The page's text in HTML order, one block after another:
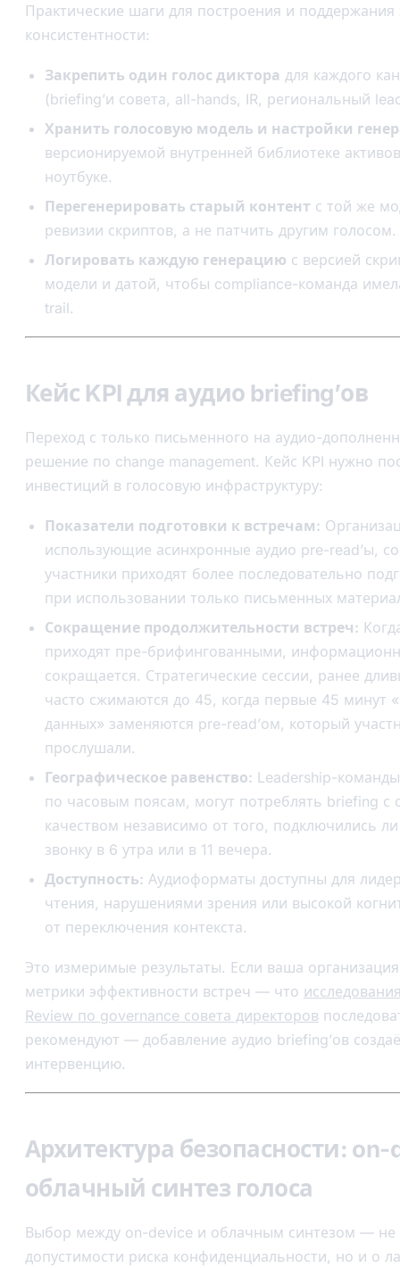
Практические шаги для построения и поддержания
консистентности:
Закрепить один голос диктора для каждого
(briefing’и совета, all-hands, IR, региональный
Хранить голосовую модель и настройки
версионируемой внутренней библиотеке
ноутбуке.
Перегенерировать старый контент с той же
ревизии скриптов, а не патчить другим голосом.
Логировать каждую генерацию с версией
модели и датой, чтобы compliance-команда
trail.
Кейс KPI для аудио briefing’ов
Переход с только письменного на аудио-
решение по change management. Кейс KPI нужно
инвестиций в голосовую инфраструктуру:
Показатели подготовки к встречам:
использующие асинхронные аудио pre-read’ы,
участники приходят более последовательно
при использовании только письменных
Сокращение продолжительности встреч:
приходят пре-брифингованными,
сокращается. Стратегические сессии, ранее
часто сжимаются до 45, когда первые 45 минут
данных» заменяются pre-read’ом, который
прослушали.
Географическое равенство: Leadership-
по часовым поясам, могут потреблять briefing с
качеством независимо от того, подключились
звонку в 6 утра или в 11 вечера.
Доступность: Аудиоформаты доступны для
чтения, нарушениями зрения или высокой
от переключения контекста.
Это измеримые результаты. Если ваша
метрики эффективности встреч — что
Review по governance совета директоров
рекомендуют — добавление аудио briefing’ов
интервенцию.
Архитектура безопасности: on-
облачный синтез голоса
Выбор между on-device и облачным синтезом — не
допустимости риска конфиденциальности, но и о